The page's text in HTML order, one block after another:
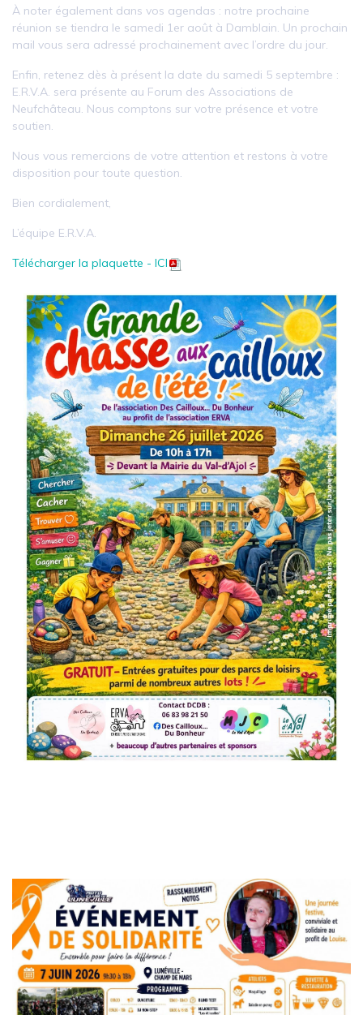
À noter également dans vos agendas : notre prochaine
réunion se tiendra le samedi 1er août à Damblain. Un prochain
mail vous sera adressé prochainement avec l’ordre du jour.
Enfin, retenez dès à présent la date du samedi 5 septembre :
E.R.V.A. sera présente au Forum des Associations de
Neufchâteau. Nous comptons sur votre présence et votre
soutien.
Nous vous remercions de votre attention et restons à votre
disposition pour toute question.
Bien cordialement,
L’équipe E.R.V.A.
Télécharger la plaquette - ICI